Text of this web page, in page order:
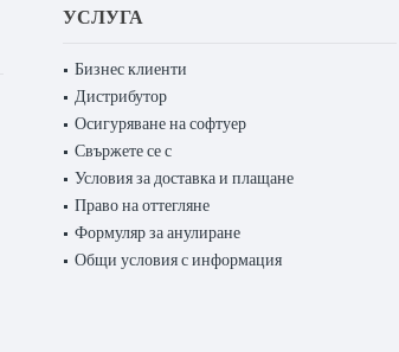
УСЛУГА
Бизнес клиенти
Дистрибутор
Осигуряване на софтуер
Свържете се с
Условия за доставка и плащане
Право на оттегляне
Формуляр за анулиране
Общи условия с информация